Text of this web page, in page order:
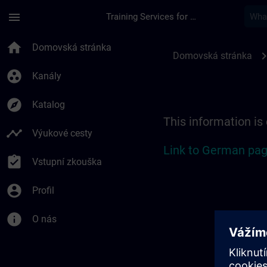
menu Training Services for Digital Industries
home Domovská stránka
group_work Kanály
explore Katalog
timeline Výukové cesty
assignment_turned_in Vstupní zkouška
account_circle Profil
info O nás
Domovská stránka chevron_right
This information is
Link to German